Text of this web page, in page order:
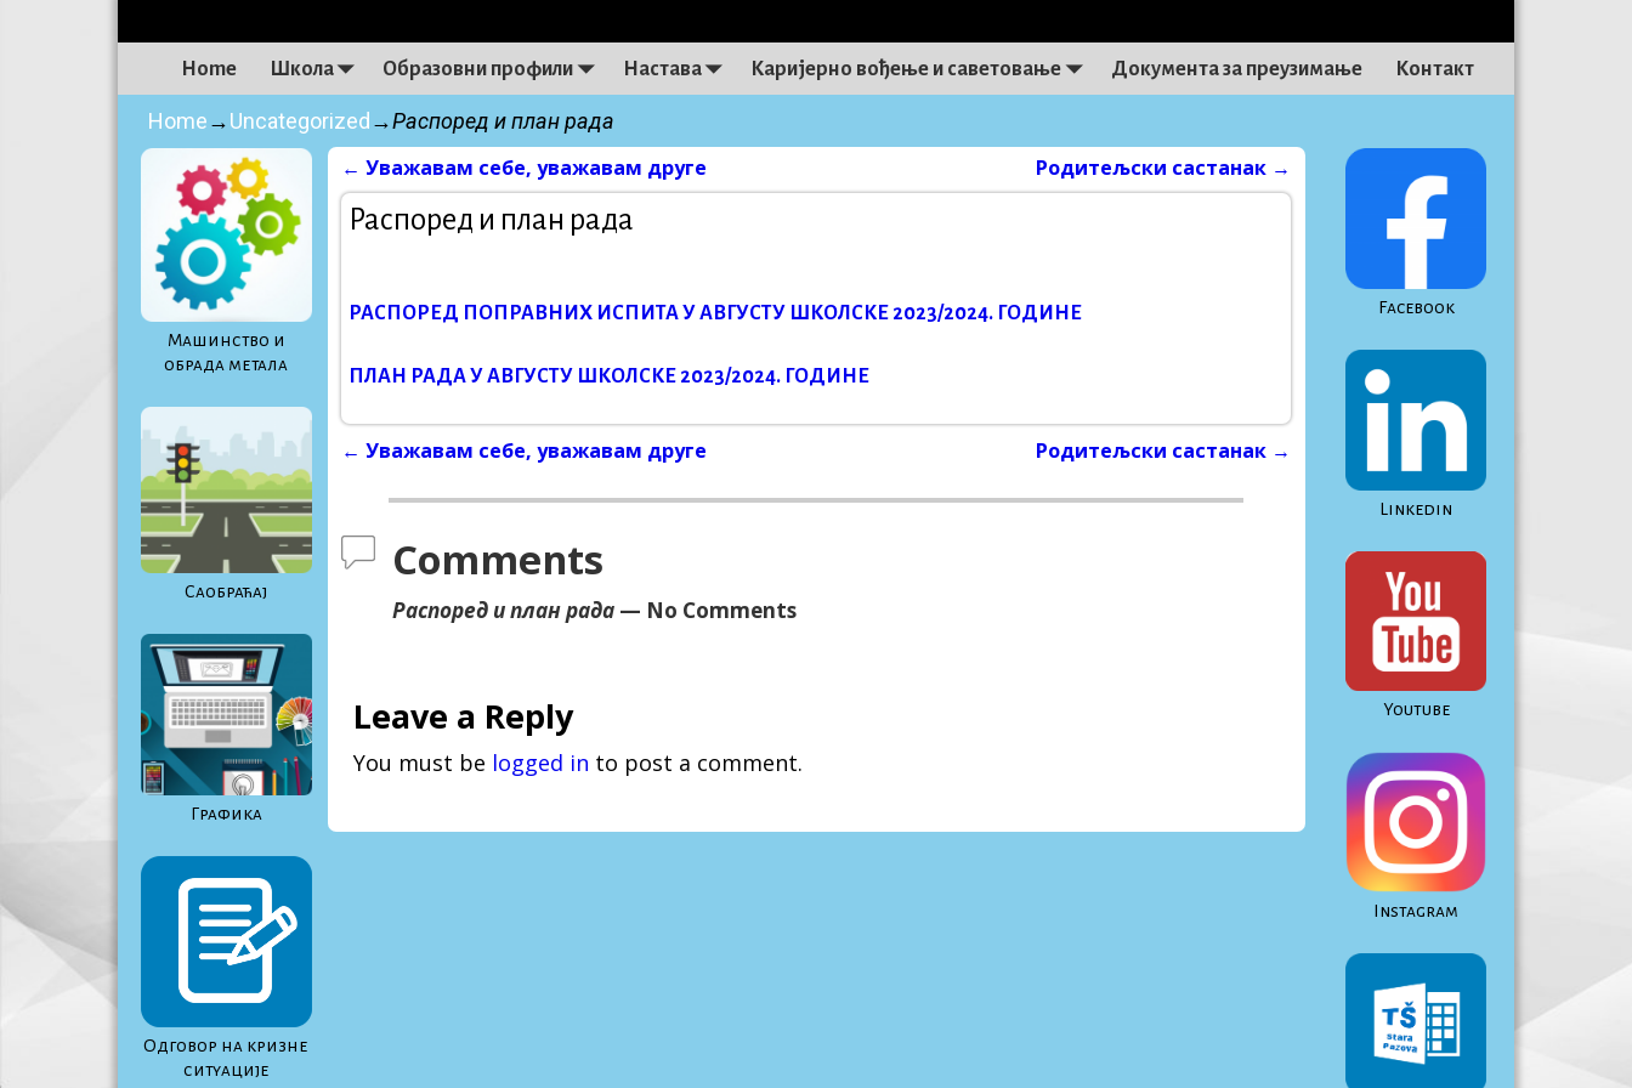
Home Школа Образовни профили Настава Каријерно вођење и саветовање Документа за преузимање Контакт
Home→Uncategorized →Распоред и план рада
Post navigation
← Уважавам себе, уважавам друге Родитељски састанак →
Распоред и план рада
РАСПОРЕД ПОПРАВНИХ ИСПИТАУ АВГУСТУ ШКОЛСКЕ 2023/2024. ГОДИНЕ
ПЛАН РАДА У АВГУСТУ ШКОЛСКЕ 2023/2024. ГОДИНЕ
← Уважавам себе, уважавам друге Родитељски састанак →
Comments
Распоред и план рада — No Comments
Leave a Reply
You must be logged in to post a comment.
Maшинство и
обрада метала
Саобраћај
Графика
Одговор на кризне
ситуације
Facebook
Linkedin
Youtube
Instagram